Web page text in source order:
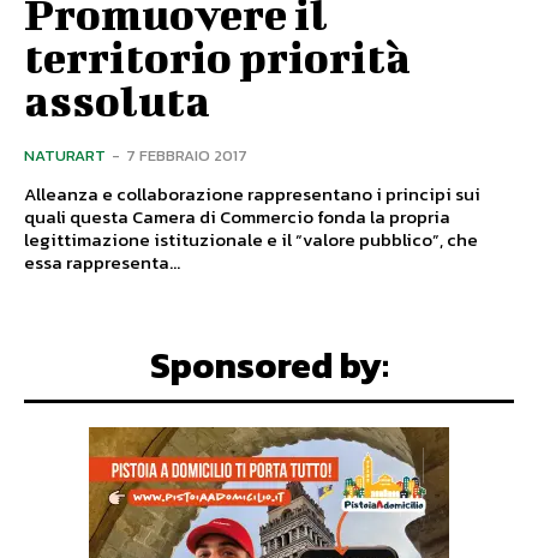
Promuovere il
territorio priorità
assoluta
NATURART - 7 FEBBRAIO 2017
Alleanza e collaborazione rappresentano i principi sui
quali questa Camera di Commercio fonda la propria
legittimazione istituzionale e il “valore pubblico”, che
essa rappresenta...
Sponsored by: